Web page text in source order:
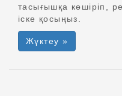
тасығышқа көшіріп,
іске қосыңыз.
Жүктеу »